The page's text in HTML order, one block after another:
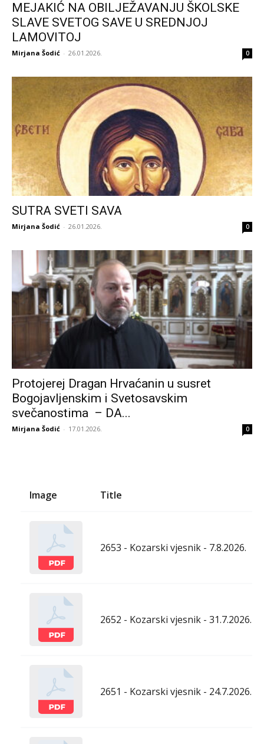
MEJAKIĆ NA OBILJEŽAVANJU ŠKOLSKE
SLAVE SVETOG SAVE U SREDNJOJ
LAMOVITOJ
Mirjana Šodić - 26.01.2026. 0
SUTRA SVETI SAVA
Mirjana Šodić - 26.01.2026. 0
Protojerej Dragan Hrvaćanin u susret
Bogojavlјenskim i Svetosavskim
svečanostima – DA...
Mirjana Šodić - 17.01.2026. 0
Image Title
2653 - Kozarski vjesnik - 7.8.2026.
2652 - Kozarski vjesnik - 31.7.2026.
2651 - Kozarski vjesnik - 24.7.2026.